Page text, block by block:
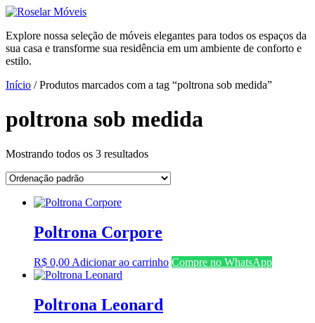
Ir
o
conteúdo
Explore nossa seleção de móveis elegantes para todos os espaços da
sua casa e transforme sua residência em um ambiente de conforto e
estilo.
Início / Produtos marcados com a tag “poltrona sob medida”
poltrona sob medida
Mostrando todos os 3 resultados
Poltrona Corpore
R$ 0,00 Adicionar ao carrinho Compre no WhatsApp
Poltrona Leonard